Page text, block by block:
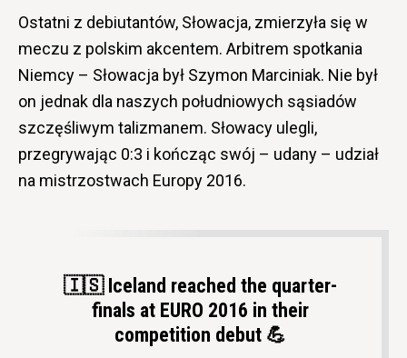
Ostatni z debiutantów, Słowacja, zmierzyła się w
meczu z polskim akcentem. Arbitrem spotkania
Niemcy – Słowacja był Szymon Marciniak. Nie był
on jednak dla naszych południowych sąsiadów
szczęśliwym talizmanem. Słowacy ulegli,
przegrywając 0:3 i kończąc swój – udany – udział
na mistrzostwach Europy 2016.
🇮🇸 Iceland reached the quarter-
finals at EURO 2016 in their
competition debut 💪